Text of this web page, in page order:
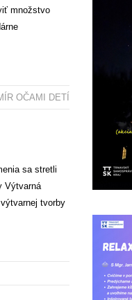
množstvo
OČAMI DETÍ
sa stretli
Výtvarná
tvorby